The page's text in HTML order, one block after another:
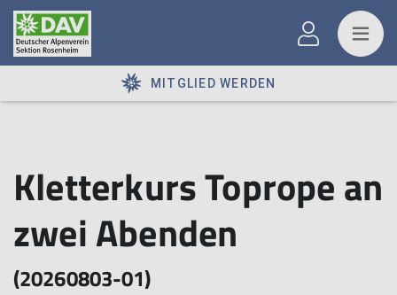
MITGLIED WERDEN
Kletterkurs Toprope an
zwei Abenden
(20260803-01)